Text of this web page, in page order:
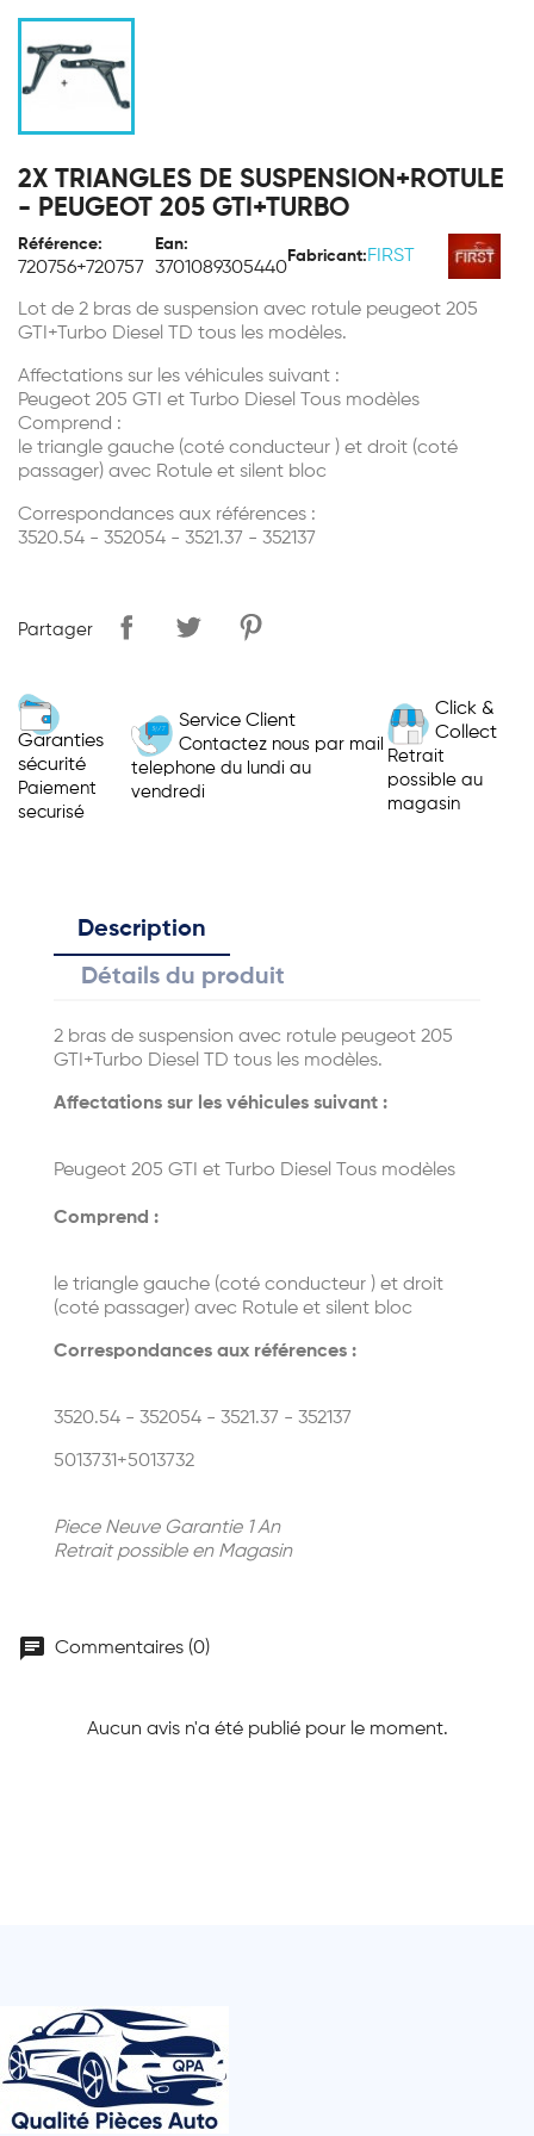
2X TRIANGLES DE SUSPENSION+ROTULE
- PEUGEOT 205 GTI+TURBO
Référence:
720756+720757
Ean:
3701089305440
Fabricant: FIRST
Lot de 2 bras de suspension avec rotule peugeot 205
GTI+Turbo Diesel TD tous les modèles.
Affectations sur les véhicules suivant :
Peugeot 205 GTI et Turbo Diesel Tous modèles
Comprend :
le triangle gauche (coté conducteur ) et droit (coté
passager) avec Rotule et silent bloc
Correspondances aux références :
3520.54 - 352054 - 3521.37 - 352137
Partager
Garanties
sécurité
Paiement
securisé
Service Client
Contactez nous par mail
telephone du lundi au
vendredi
Click &
Collect
Retrait
possible au
magasin
Description
Détails du produit
2 bras de suspension avec rotule peugeot 205
GTI+Turbo Diesel TD tous les modèles.
Affectations sur les véhicules suivant :
Peugeot 205 GTI et Turbo Diesel Tous modèles
Comprend :
le triangle gauche (coté conducteur ) et droit
(coté passager) avec Rotule et silent bloc
Correspondances aux références :
3520.54 - 352054 - 3521.37 - 352137
5013731+5013732
Piece Neuve Garantie 1 An
Retrait possible en Magasin
chat Commentaires (0)
Aucun avis n'a été publié pour le moment.